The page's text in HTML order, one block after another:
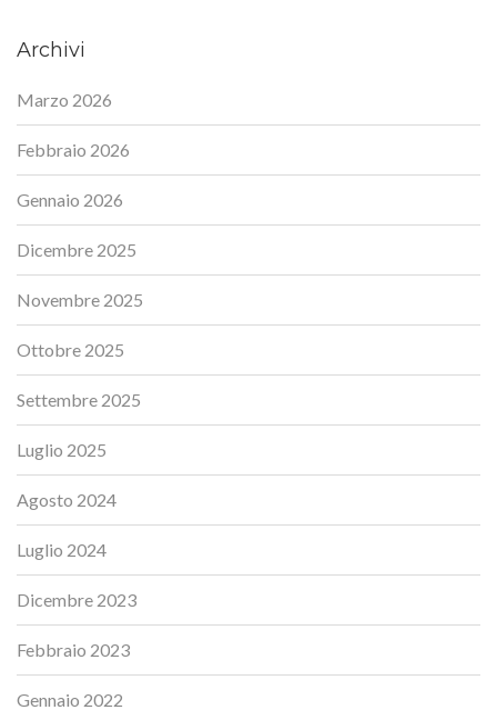
Archivi
Marzo 2026
Febbraio 2026
Gennaio 2026
Dicembre 2025
Novembre 2025
Ottobre 2025
Settembre 2025
Luglio 2025
Agosto 2024
Luglio 2024
Dicembre 2023
Febbraio 2023
Gennaio 2022